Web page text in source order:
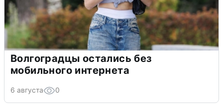
Волгоградцы остались без
мобильного интернета
6 августа 0